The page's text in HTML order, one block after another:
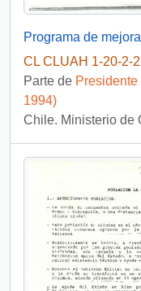
Programa de
CL CLUAH 1-20-2-
Parte de
1994)
Chile. Ministerio de